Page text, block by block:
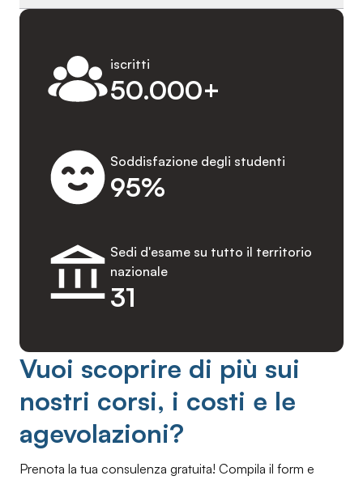
50.000+
iscritti
95%
Soddisfazione degli studenti
31
Sedi d'esame su tutto il territorio
nazionale
Vuoi scoprire di più sui
nostri corsi, i costi e le
agevolazioni?
Prenota la tua consulenza gratuita! Compila il form e